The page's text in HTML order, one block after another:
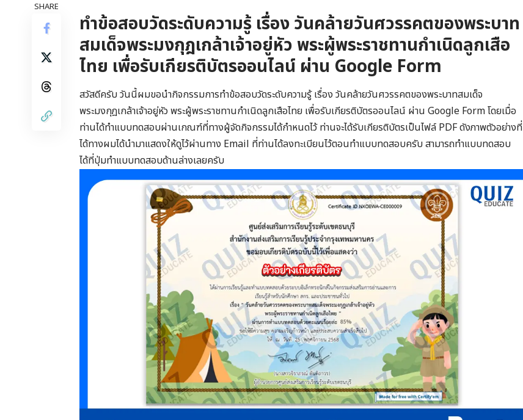
SHARE
ทำข้อสอบวัดระดับความรู้ เรื่อง วันคล้ายวันศวรรคตของพระบาท
สมเด็จพระมงกุฎเกล้าเจ้าอยู่หัว พระผู้พระราชทานกำเนิดลูกเสือ
ไทย เพื่อรับเกียรติบัตรออนไลน์ ผ่าน Google Form
สวัสดีครับ วันนี้ผมขอนำกิจกรรมการทำข้อสอบวัดระดับความรู้ เรื่อง วันคล้ายวันศวรรคตของพระบาทสมเด็จ
พระมงกุฎเกล้าเจ้าอยู่หัว พระผู้พระราชทานกำเนิดลูกเสือไทย เพื่อรับเกียรติบัตรออนไลน์ ผ่าน Google Form โดยเมื่อ
ท่านได้ทำแบบทดสอบผ่านเกณฑ์ที่ทางผู้จัดกิจกรรมได้กำหนดไว้ ท่านจะได้รับเกียรติบัตรเป็นไฟล์ PDF ดังภาพตัวอย่างที่
ได้ทางผมได้นำมาแสดงให้ดูไว้ผ่านทาง Email ที่ท่านได้ลงทะเบียนไว้ตอนทำแบบทดสอบครับ สามารถทำแบบทดสอบ
ได้ที่ปุ่มทำแบบทดสอบด้านล่างเลยครับ